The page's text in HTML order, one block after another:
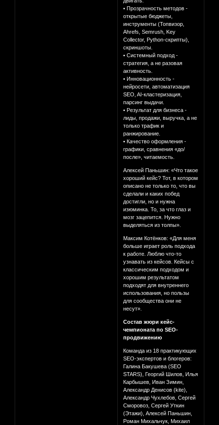
• Прозрачность методов -
открытые бюджеты,
инструменты (Топвизор,
Ahrefs, Semrush, Key
Collector, Python-скрипты),
скриншоты.
• Системный подход -
стратегия, а не разовая
активность.
• Инновационность -
нейросети, автоматизация
SEO, AI-кластеризация,
парсинг выдачи.
• Результат для бизнеса -
лиды, продажи, выручка, а не
только трафик и
ранжирование.
• Качество оформления -
графики, сравнения «до/
после», читаемость.
Алексей Паньшин: «Что такое
хороший кейс? Тот, в котором
описано не только то, что вы
сделали и каких побед
достигли, но и нужна
изюминка. То, за что глаз и
мозг зацепится. Нужно
выделяться из толпы».
Максим Котёнков: «Для меня
больше играет роль подхода
к работе. Люблю что-то
узнавать из кейсов. Кейсы с
классическим подходом и
хорошим результатом
подходят для внутреннего
использования, но пользы
для сообщества они не
несут».
Состав жюри кейс-
чемпионата по SEO-
продвижению
Команда из 18 практикующих
SEO-экспертов и блогеров:
Галина Бакушева (SEO
STARS), Георгий Шилов, Илья
Карбышев, Иван Зимин,
Александр Денисов (kite),
Александр Чухлебов, Сергей
Сморовоз, Сергей Уткин
(Этажи), Алексей Паньшин,
Роман Михальчук, Михаил